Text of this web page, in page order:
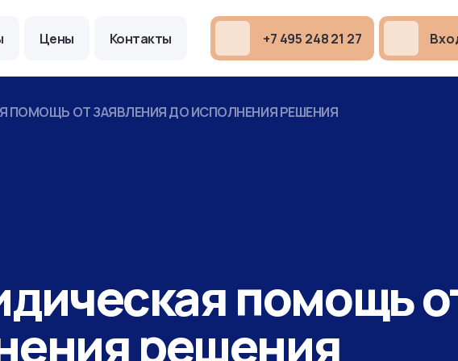
Цены Контакты +7 495 248 21 27
ПОМОЩЬ ОТ ЗАЯВЛЕНИЯ ДО ИСПОЛНЕНИЯ РЕШЕНИЯ
помощь
решения